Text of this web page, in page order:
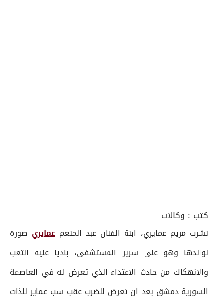
كتب : وكالات
نشرت مريم عمايري، ابنة الفنان عبد المنعمعمايري صورة
لوالدها وهو على سرير المستشفى، باديا عليه التعب
والانهكاك من حادث الاعتداء الذي تعرض له في العاصمة
السورية دمشق بعد ان تعرض للضرب عقب سب عماير للذات